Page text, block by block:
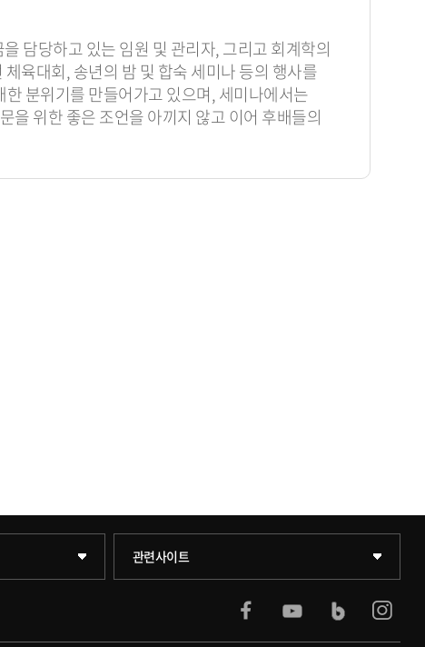
담당하고 있는 임원 및 관리자, 그리고 회계학의
육대회, 송년의 밤 및 합숙 세미나 등의 행사를
분위기를 만들어가고 있으며, 세미나에서는
을 위한 좋은 조언을 아끼지 않고 이어 후배들의
관련사이트
KUPID